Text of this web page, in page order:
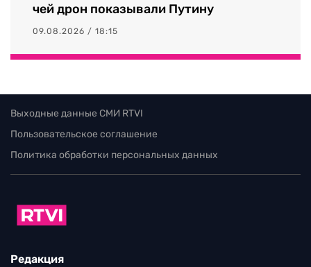
чей дрон показывали Путину
09.08.2026 / 18:15
Выходные данные СМИ RTVI
Пользовательское соглашение
Политика обработки персональных данных
Редакция